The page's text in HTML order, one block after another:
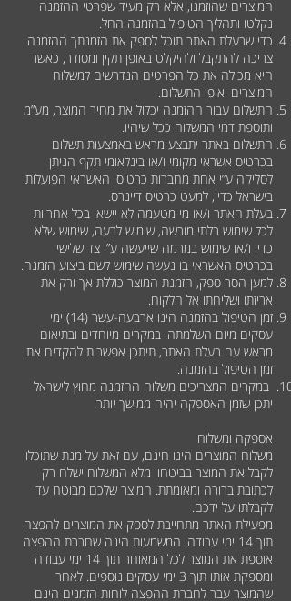
המוצרים שהוזמנו, אלא רק מעיד שפרטי ההזמנה
נקלטו ותהליך הטיפול בהזמנה החל.
כדי שבעלת האתר תוכל לספק את הזמנתך ההזמנה
צריכה להתקבל ולהיקלט באופן תקין ומסודר, כאשר
היא מכילה את כל הפרטים הנדרשים למשלוח
המוצרים ואופן התשלום.
התשלום עבור ההזמנה יכלול את מחיר המוצר, מע”מ
ותוספת דמי המשלוח ככל שיהיו.
התשלום באתר יתבצע מראש באמצעות תשלום
בכרטיס אשראי מקומי ו/או בינלאומי תקף הניתן
לסליקה ע”י אחת מחברות כרטיסי האשראי הפועלות
בישראל כדין, למעט כרטיס דיינרס.
בעלת האתר ו/או מי מטעמה לא יישאו בכל אחריות
לכל שימוש בלתי מורשה, שימוש לרעה, שימוש שלא
כדין ו/או שימוש במרמה שייעשה ע”י צד שלישי
בכרטיס האשראי בו נעשה שימוש לשם ביצוע הזמנה.
למען הסר ספק, הזמנת המוצר כוללת אך ורק את
אריזתו ושליחתו אל הלקוח.
זמן הטיפול בהזמנה הינו ארבעה-עשר (14) ימי
עסקים מיום השלמתה. במקרים מיוחדים ובתיאום
מראש עם בעלת האתר, תיתכן אפשרות להקדים את
זמן הטיפול בהזמנה.
במקרים המצריכים משלוח ההזמנה מחוץ לישראל
יתכן שזמן האספקה יהיה ממושך יותר.
אספקה ומשלוח
משלוח המוצרים הינו חינם, עם זאת על מנת שתוכלו
לקבל את המוצר בביטחון מלא המשלוח ישלח רק
לכתובת ברורה ומאומתת. המוצר שלכם מבוטח עד
לקבלתו על ידכם.
מפעילת האתר מתחייבת לספק את המוצרים להפצה
תוך 14 ימי עבודה. המשמעות הינה שחברת ההפצה
אוספת את המוצר לכל המאוחר תוך 14 ימי עבודה
ומספקת אותו תוך 3 ימי עסקים נוספים. לאחר
שהמוצר עבר לחברת ההפצה לוחות הזמנים הינם